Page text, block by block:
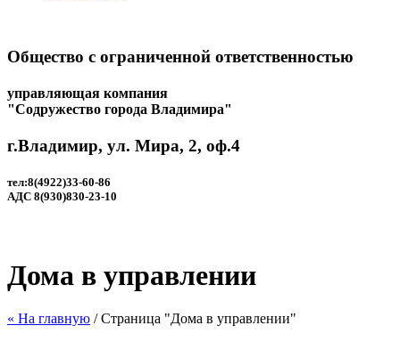
Общество с ограниченной ответственностью
управляющая компания
"Содружество города Владимира"
г.Владимир, ул. Мира, 2, оф.4
тел:8(4922)33-60-86
АДС 8(930)830-23-10
Дома в управлении
« На главную / Страница "Дома в управлении"